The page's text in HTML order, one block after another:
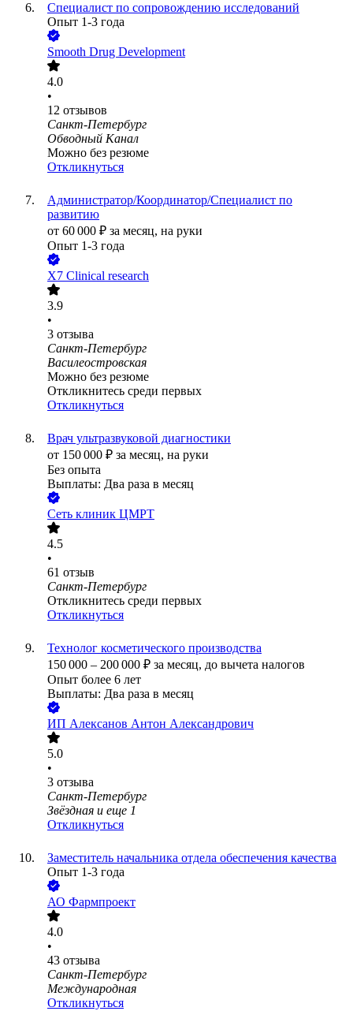
Специалист по сопровождению исследований
Опыт 1-3 года
Smooth Drug Development
4.0
•
12 отзывов
Санкт-Петербург
Обводный Канал
Можно без резюме
Откликнуться
Администратор/Координатор/Специалист по
развитию
от 60 000 ₽ за месяц, на руки
Опыт 1-3 года
X7 Clinical research
3.9
•
3 отзыва
Санкт-Петербург
Василеостровская
Можно без резюме
Откликнитесь среди первых
Откликнуться
Врач ультразвуковой диагностики
от 150 000 ₽ за месяц, на руки
Без опыта
Выплаты: Два раза в месяц
Сеть клиник ЦМРТ
4.5
•
61 отзыв
Санкт-Петербург
Откликнитесь среди первых
Откликнуться
Технолог косметического производства
150 000 – 200 000 ₽ за месяц, до вычета налогов
Опыт более 6 лет
Выплаты: Два раза в месяц
ИП Алексанов Антон Александрович
5.0
•
3 отзыва
Санкт-Петербург
Звёздная и еще 1
Откликнуться
Заместитель начальника отдела обеспечения качества
Опыт 1-3 года
АО Фармпроект
4.0
•
43 отзыва
Санкт-Петербург
Международная
Откликнуться